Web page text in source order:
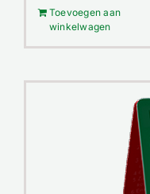
Toevoegen aan
winkelwagen